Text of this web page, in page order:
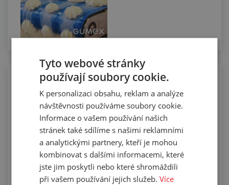
Osazování dopravníkových pásů
vlnovci
Tyto webové stránky
používají soubory cookie.
K personalizaci obsahu, reklam a analýze
návštěvnosti používáme soubory cookie.
Informace o vašem používání našich
stránek také sdílíme s našimi reklamními
a analytickými partnery, kteří je mohou
kombinovat s dalšími informacemi, které
jste jim poskytli nebo které shromáždili
při vašem používání jejich služeb.Více